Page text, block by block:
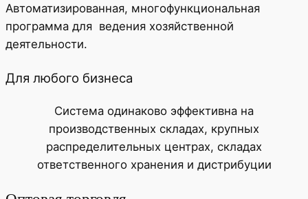
Автоматизированная, многофункциональная
программа для ведения хозяйственной
деятельности.
Для любого бизнеса
Система одинаково эффективна на
производственных складах, крупных
распределительных центрах, складах
ответственного хранения и дистрибуции